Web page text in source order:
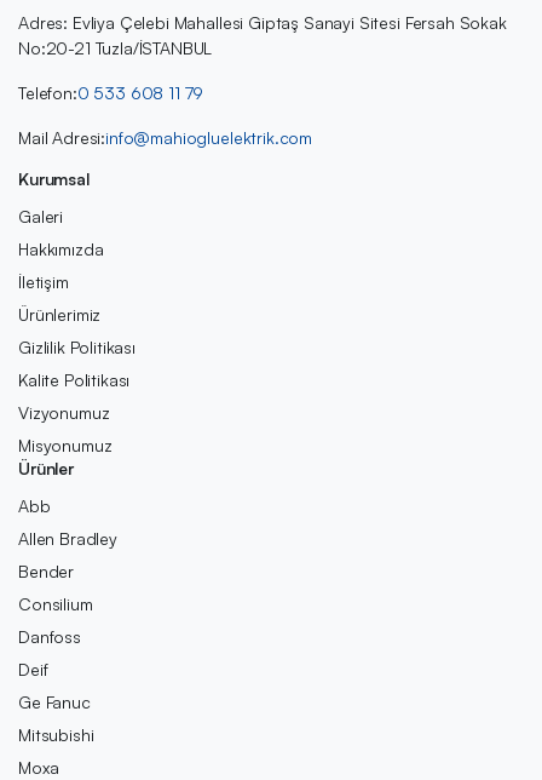
Adres: Evliya Çelebi Mahallesi Giptaş Sanayi Sitesi Fersah Sokak
No:20-21 Tuzla/İSTANBUL
Telefon:0 533 608 11 79
Mail Adresi:info@mahiogluelektrik.com
Kurumsal
Galeri
Hakkımızda
İletişim
Ürünlerimiz
Gizlilik Politikası
Kalite Politikası
Vizyonumuz
Misyonumuz
Ürünler
Abb
Allen Bradley
Bender
Consilium
Danfoss
Deif
Ge Fanuc
Mitsubishi
Moxa